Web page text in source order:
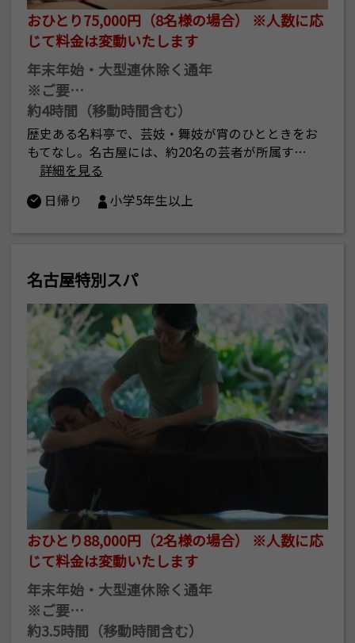
おひとり75,000円（8名様の場合） ※人数に応
じて料金は変動いたします
年末年始・大型連休除く通年
※ご要…
約4時間（移動時間含む）
歴史ある名料亭で、芸妓・舞妓が宵のひとときをお
もてなし。名古屋には、約20名の芸者が所属す…
詳細を見る
日帰り
小学5年生以上
名古屋特別スパ
おひとり88,000円（2名様の場合） ※人数に応
じて料金は変動いたします
年末年始・大型連休除く通年
※ご要…
約3.5時間（移動時間含む）